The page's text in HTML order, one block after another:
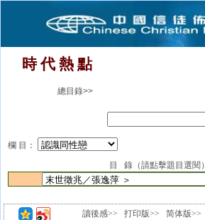
時 代 熱 點
總目錄>>
欄 目：
目 錄（請點擊題目選閱）
讀後感>> 打印版>> 简体版>>